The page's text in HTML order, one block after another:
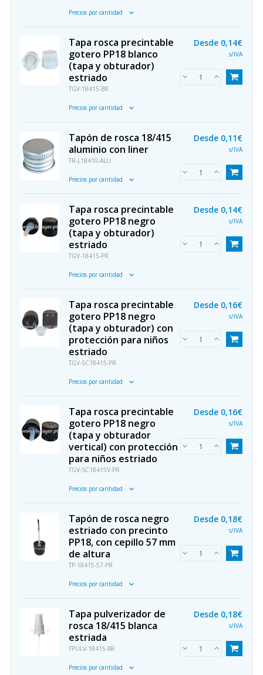
Precios por cantidad
Tapa rosca precintable
gotero PP18 blanco
(tapa y obturador)
estriado
TGV-18415-BR
Precios por cantidad
Desde 0,14€
s/IVA
Tapón de rosca 18/415
aluminio con liner
TR-L18410-ALU
Precios por cantidad
Desde 0,11€
s/IVA
Tapa rosca precintable
gotero PP18 negro
(tapa y obturador)
estriado
TGV-18415-PR
Precios por cantidad
Desde 0,14€
s/IVA
Tapa rosca precintable
gotero PP18 negro
(tapa y obturador) con
protección para niños
estriado
TGV-SC18415-PR
Precios por cantidad
Desde 0,16€
s/IVA
Tapa rosca precintable
gotero PP18 negro
(tapa y obturador
vertical) con protección
para niños estriado
TGV-SC18415V-PR
Precios por cantidad
Desde 0,16€
s/IVA
Tapón de rosca negro
estriado con precinto
PP18, con cepillo 57 mm
de altura
TP-18415-57-PR
Precios por cantidad
Desde 0,18€
s/IVA
Tapa pulverizador de
rosca 18/415 blanca
estriada
TPULV-18415-BR
Precios por cantidad
Desde 0,18€
s/IVA